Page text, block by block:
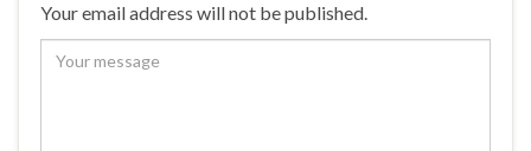
Your email address will not be published.